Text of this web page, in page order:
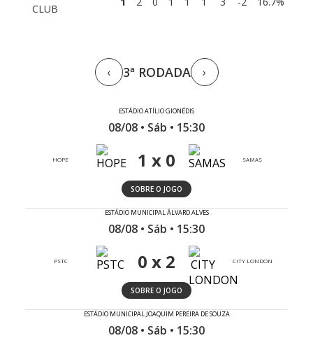
CLUB
‹ 3ª RODADA ›
ESTÁDIO ATÍLIO GIONÉDIS
08/08 • Sáb • 15:30
HOPE 1 x 0 SAMAS
SOBRE O JOGO
ESTÁDIO MUNICIPAL ÁLVARO ALVES
08/08 • Sáb • 15:30
PSTC 0 x 2 CITY LONDON
SOBRE O JOGO
ESTÁDIO MUNICIPAL JOAQUIM PEREIRA DE SOUZA
08/08 • Sáb • 15:30